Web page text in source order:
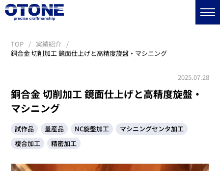
TOP
実績紹介
銅合金 切削加工 鏡面仕上げと高精度旋盤・マシニング
2025.07.28
銅合金 切削加工 鏡面仕上げと高精度旋盤・
マシニング
試作品 量産品 NC旋盤加工
マシニングセンタ加工
複合加工
精密加工